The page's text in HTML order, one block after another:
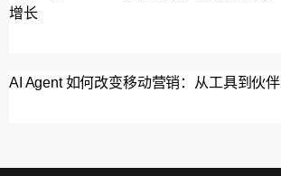
增长
AI Agent 如何改变移动营销：从工具到伙伴